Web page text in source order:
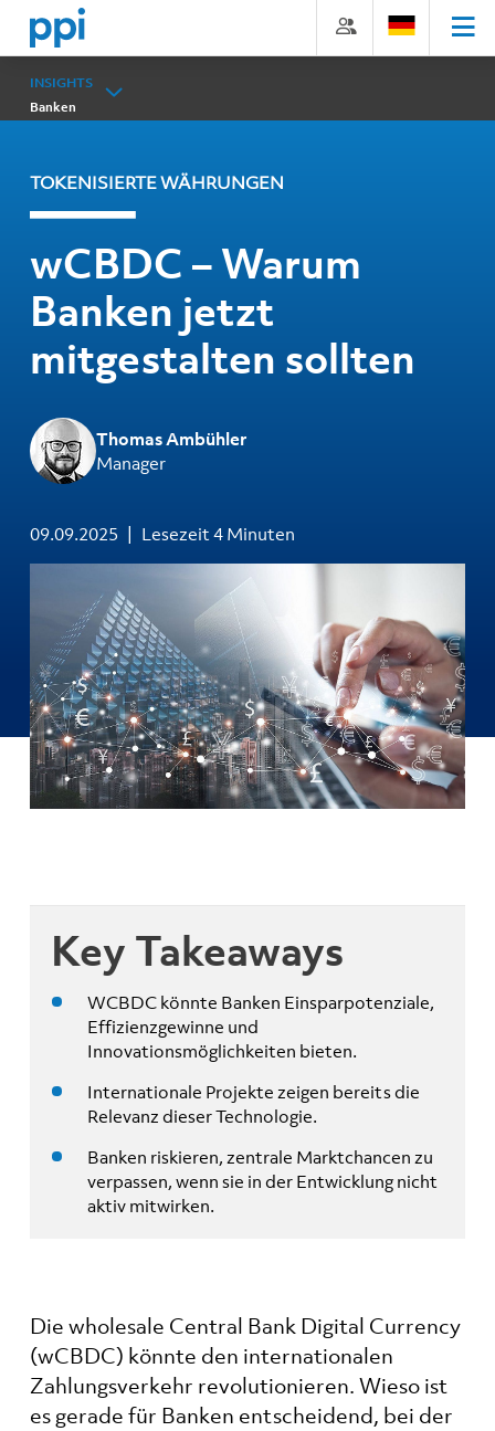
Inhalt
(Eingabetaste)
Hauptmenu
(Eingabetaste)
Suche
(Eingabetaste)
Footer
(Eingabetaste)
INSIGHTS
Banken
TOKENISIERTE WÄHRUNGEN
wCBDC – Warum
Banken jetzt
mitgestalten sollten
Thomas Ambühler
Manager
09.09.2025 Lesezeit 4 Minuten
Key Takeaways
WCBDC könnte Banken Einsparpotenziale,
Effizienzgewinne und
Innovationsmöglichkeiten bieten.
Internationale Projekte zeigen bereits die
Relevanz dieser Technologie.
Banken riskieren, zentrale Marktchancen zu
verpassen, wenn sie in der Entwicklung nicht
aktiv mitwirken.
Die wholesale Central Bank Digital Currency
(wCBDC) könnte den internationalen
Zahlungsverkehr revolutionieren. Wieso ist
es gerade für Banken entscheidend, bei der